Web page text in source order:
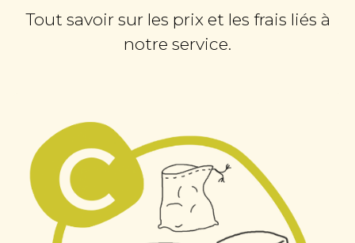
Tout savoir sur les prix et les frais liés à
notre service.